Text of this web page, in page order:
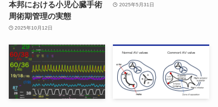
本邦における小児心臓手術
周術期管理の実態
2025年10月12日
2025年5月31日